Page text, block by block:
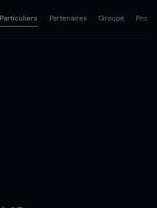
Particuliers Partenaires Groupe Pro